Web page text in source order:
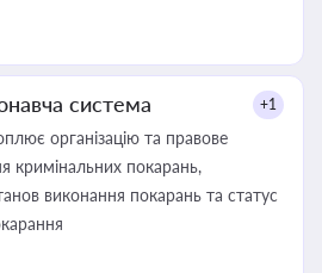
система +1
організацію та правове
кримінальних покарань,
виконання покарань та статус